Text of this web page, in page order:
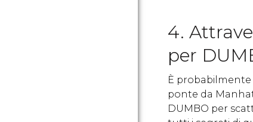
4.
per
È
ponte da
DUMBO per